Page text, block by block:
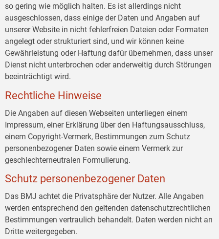
so gering wie möglich halten. Es ist allerdings nicht
ausgeschlossen, dass einige der Daten und Angaben auf
unserer Website in nicht fehlerfreien Dateien oder Formaten
angelegt oder strukturiert sind, und wir können keine
Gewährleistung oder Haftung dafür übernehmen, dass unser
Dienst nicht unterbrochen oder anderweitig durch Störungen
beeinträchtigt wird.
Rechtliche Hinweise
Die Angaben auf diesen Webseiten unterliegen einem
Impressum, einer Erklärung über den Haftungsausschluss,
einem Copyright-Vermerk, Bestimmungen zum Schutz
personenbezogener Daten sowie einem Vermerk zur
geschlechterneutralen Formulierung.
Schutz personenbezogener Daten
Das BMJ achtet die Privatsphäre der Nutzer. Alle Angaben
werden entsprechend den geltenden datenschutzrechtlichen
Bestimmungen vertraulich behandelt. Daten werden nicht an
Dritte weitergegeben.